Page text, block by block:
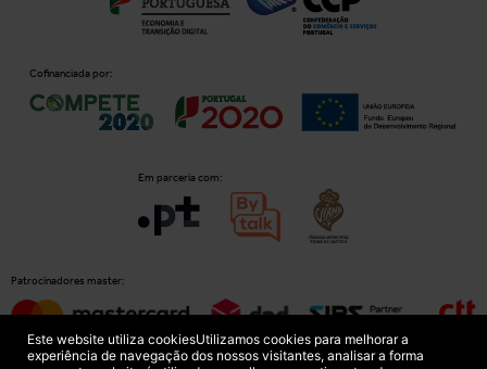
Cofinanciada por:
Em parceria com:
Patrocinadores master:
Este website utiliza cookiesUtilizamos cookies para melhorar a
experiência de navegação dos nossos visitantes, analisar a forma